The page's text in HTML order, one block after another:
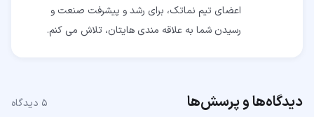
اعضای تیم نماتک، برای رشد و پیشرفت صنعت و
رسیدن شما به علاقه مندی هایتان، تلاش می کنم.
دیدگاه‌ها و پرسش‌ها ۵ دیدگاه